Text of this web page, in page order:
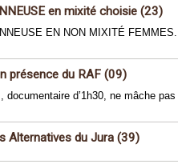
en mixité choisie (23)
EN NON MIXITÉ FEMMES.
présence du RAF (09)
documentaire d’1h30, ne mâche pas
Alternatives du Jura (39)